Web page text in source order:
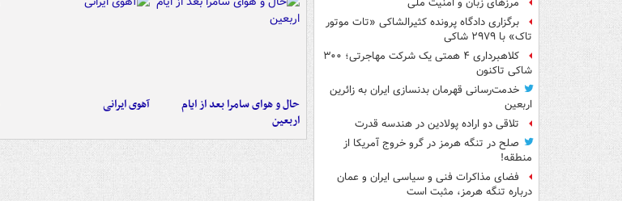
مرزهای زبان و امنیت ملی
برگزاری دادگاه پرونده کثیرالشاکی «تات موتور
تاک» با ۲۹۷۹ شاکی
کلاهبرداری ۴ همتی یک شرکت مهاجرتی؛ ۳۰۰
شاکی تاکنون
خدمت‌رسانی قهرمان بدنسازی ایران به زائرین
اربعین
تلاقی دو اراده پولادین در هندسه قدرت
صلح در تنگه هرمز در گرو خروج آمریکا از
منطقه!
فضای مذاکرات فنی و سیاسی ایران و عمان
درباره تنگه هرمز، مثبت است
حال و هوای سامرا بعد از ایام
اربعین
آهوی ایرانی